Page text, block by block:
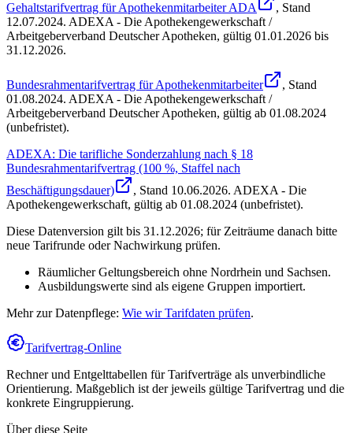
Gehaltstarifvertrag für Apothekenmitarbeiter ADA
, Stand
12.07.2024. ADEXA - Die Apothekengewerkschaft /
Arbeitgeberverband Deutscher Apotheken, gültig 01.01.2026 bis
31.12.2026.
Bundesrahmentarifvertrag für Apothekenmitarbeiter
, Stand
01.08.2024. ADEXA - Die Apothekengewerkschaft /
Arbeitgeberverband Deutscher Apotheken, gültig ab 01.08.2024
(unbefristet).
ADEXA: Die tarifliche Sonderzahlung nach § 18
Bundesrahmentarifvertrag (100 %, Staffel nach
Beschäftigungsdauer)
, Stand 10.06.2026. ADEXA - Die
Apothekengewerkschaft, gültig ab 01.08.2024 (unbefristet).
Diese Datenversion gilt bis 31.12.2026; für Zeiträume danach bitte
neue Tarifrunde oder Nachwirkung prüfen.
Räumlicher Geltungsbereich ohne Nordrhein und Sachsen.
Ausbildungswerte sind als eigene Gruppen importiert.
Mehr zur Datenpflege: Wie wir Tarifdaten prüfen.
Tarifvertrag-Online
Rechner und Entgelttabellen für Tarifverträge als unverbindliche
Orientierung. Maßgeblich ist der jeweils gültige Tarifvertrag und die
konkrete Eingruppierung.
Über diese Seite